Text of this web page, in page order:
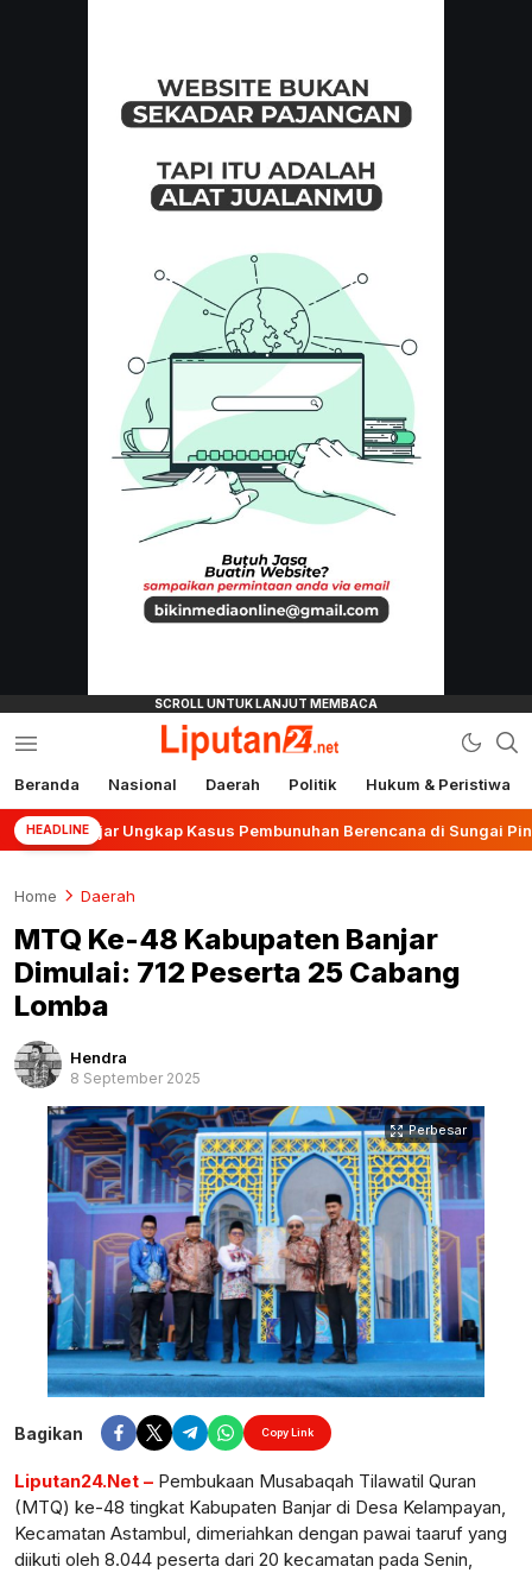
liputan24.net
Beranda Nasional Daerah Politik Hukum & Peristiwa
HEADLINE
Ungkap Kasus Pembunuhan Berencana di Sungai Pinang
Home Daerah
MTQ Ke-48 Kabupaten Banjar
Dimulai: 712 Peserta 25 Cabang
Lomba
Hendra
8 September 2025
Perbesar
Bagikan Copy Link
Liputan24.Net – Pembukaan Musabaqah Tilawatil Quran
(MTQ) ke-48 tingkat Kabupaten Banjar di Desa Kelampayan,
Kecamatan Astambul, dimeriahkan dengan pawai taaruf yang
diikuti oleh 8.044 peserta dari 20 kecamatan pada Senin,